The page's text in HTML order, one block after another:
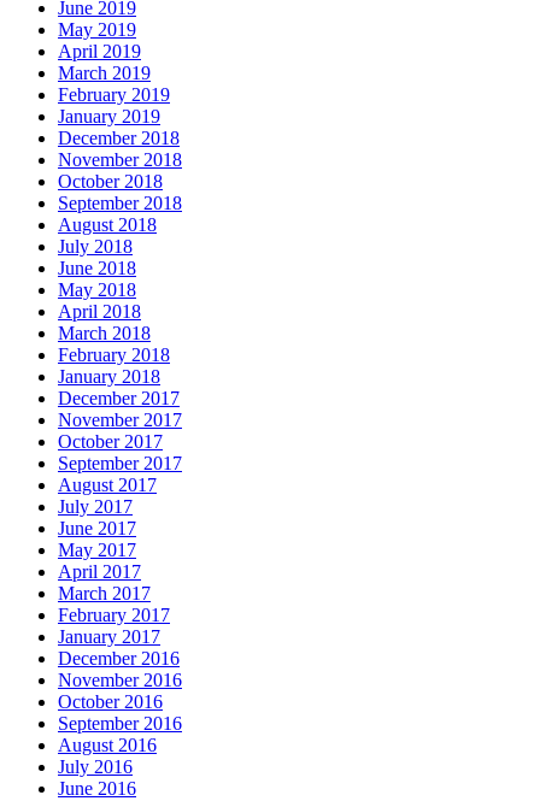
June 2019
May 2019
April 2019
March 2019
February 2019
January 2019
December 2018
November 2018
October 2018
September 2018
August 2018
July 2018
June 2018
May 2018
April 2018
March 2018
February 2018
January 2018
December 2017
November 2017
October 2017
September 2017
August 2017
July 2017
June 2017
May 2017
April 2017
March 2017
February 2017
January 2017
December 2016
November 2016
October 2016
September 2016
August 2016
July 2016
June 2016